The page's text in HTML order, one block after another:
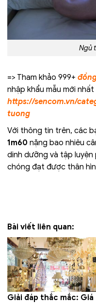
Ngủ
=> Tham khảo 999+
nhập khẩu mẫu mới nhất
https://sencom.vn/
tuong
Với thông tin trên, các
1m60 nặng bao nhiêu
dinh dưỡng và tập luyện
chóng đạt được thân
Bài viết liên quan:
Giải đáp thắc mắc: Giá